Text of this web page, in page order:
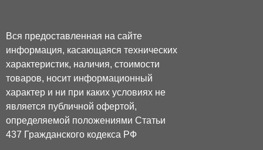
Вся предоставленная на сайте
информация, касающаяся технических
характеристик, наличия, стоимости
товаров, носит информационный
характер и ни при каких условиях не
является публичной офертой,
определяемой положениями Статьи
437 Гражданского кодекса РФ